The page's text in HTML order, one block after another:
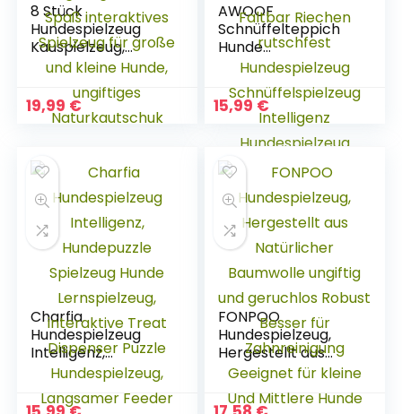
8 Stück
Hundespielzeug
Kauspielzeug,
Zahnbürsten-Stick
für Langeweile,
langlebige Gummi
Spaß interaktives
ungiftiges
Naturkautschuk
19,99 €
AWOOF
Schnüffelteppich
Hunde
intelligenzspielzeug
Schnüffelteppich
Hund Waschbar
Faltbar Riechen
rutschfest
Schnüffelspielzeug
Intelligenz
Hundespielzeug
Schnüffelspielzeug
15,99 €
Charfia
Hundespielzeug
Intelligenz,
Hundepuzzle
Spielzeug Hunde
Lernspielzeug,
FONPOO
Hundespielzeug,
Hergestellt aus
Natürlicher
Baumwolle ungiftig
und geruchlos